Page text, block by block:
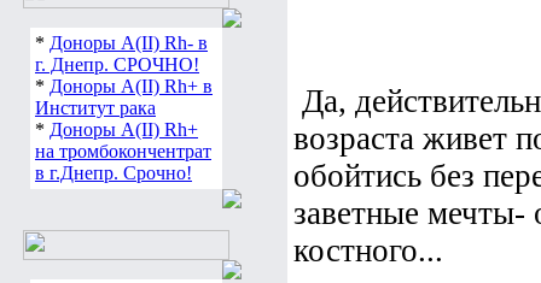
* Доноры А(ІІ) Rh- в
г. Днепр. СРОЧНО!
* Доноры А(ІІ) Rh+ в
Институт рака
* Доноры А(ІІ) Rh+
на тромбокончентрат
в г.Днепр. Срочно!
Да,
возраста живет
обойтись без
заветные мечты-
костного...